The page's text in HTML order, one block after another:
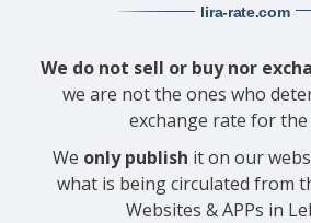
lira-rate.com
We do not sell or buy nor
we are not the ones who
exchange rate for the
We only publish it on our
what is being circulated from
Websites & APPs in